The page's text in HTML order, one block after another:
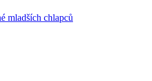
mladších chlapců